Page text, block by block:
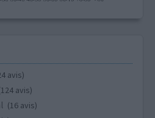
avis)
avis)
(16 avis)